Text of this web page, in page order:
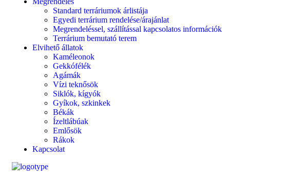
Standard terráriumok árlistája
Egyedi terrárium rendelése/árajánlat
Megrendeléssel, szállítással kapcsolatos információk
Terrárium bemutató terem
Elvihető állatok
Kaméleonok
Gekkófélék
Agámák
Vízi teknősök
Siklók, kígyók
Gyíkok, szkinkek
Békák
Ízeltlábúak
Emlősök
Rákok
Kapcsolat